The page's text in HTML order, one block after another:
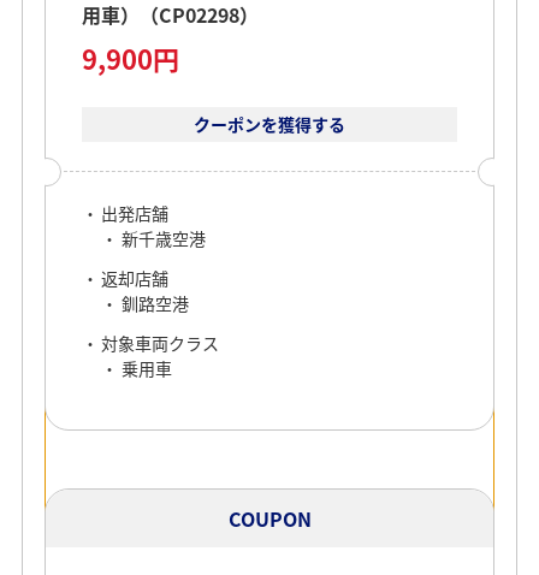
用車）（CP02298）
9,900円
クーポンを獲得する
出発店舗
新千歳空港
返却店舗
釧路空港
対象車両クラス
乗用車
COUPON